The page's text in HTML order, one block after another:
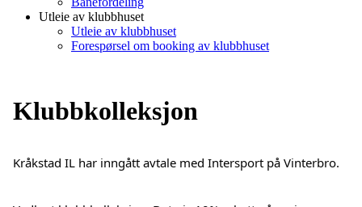
Utleie av klubbhuset
Utleie av klubbhuset
Forespørsel om booking av klubbhuset
Klubbkolleksjon
Kråkstad IL har inngått avtale med Intersport på Vinterbro.